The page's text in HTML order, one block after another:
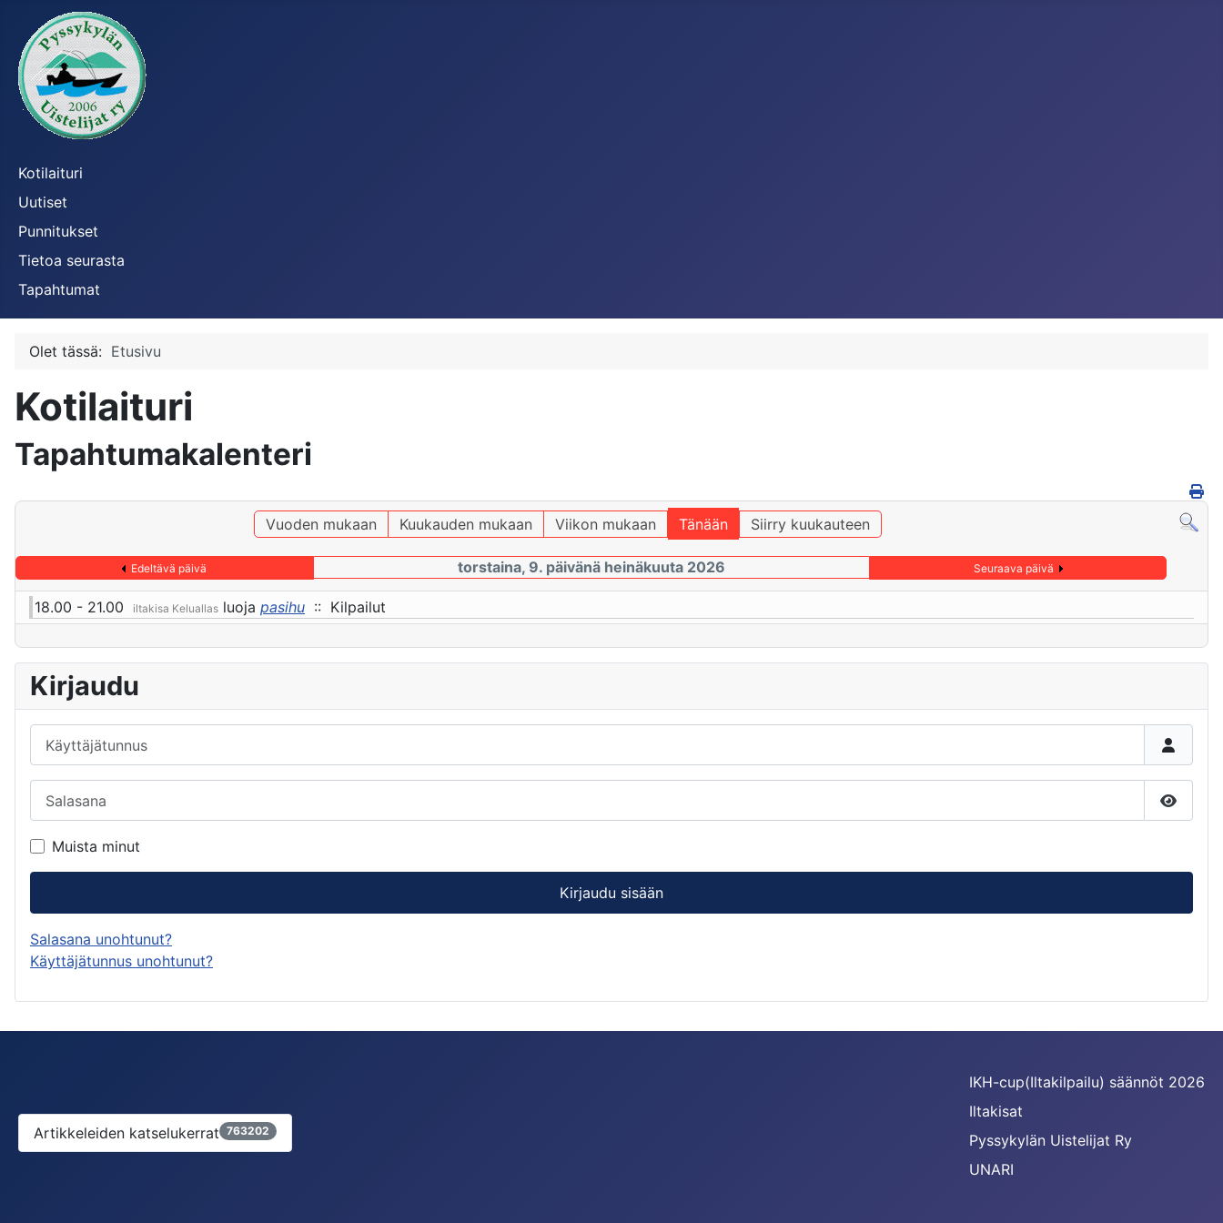
Kotilaituri
Uutiset
Punnitukset
Tietoa seurasta
Tapahtumat
Olet tässä: Etusivu
Kotilaituri
Tapahtumakalenteri
Vuoden mukaan Kuukauden mukaan Viikon mukaan Tänään Siirry kuukauteen
Edeltävä päivä torstaina, 9. päivänä heinäkuuta 2026 Seuraava päivä
18.00 - 21.00 iltakisa Keluallas luoja pasihu :: Kilpailut
Kirjaudu
Näytä
Muista minut
Kirjaudu sisään
Salasana unohtunut?
Käyttäjätunnus unohtunut?
Artikkeleiden katselukerrat 763202
IKH-cup(Iltakilpailu) säännöt 2026
Iltakisat
Pyssykylän Uistelijat Ry
UNARI